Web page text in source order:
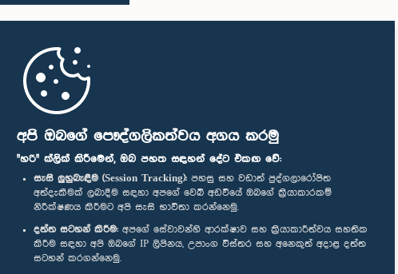
අපි ඔබගේ පෞද්ගලිකත්වය අගය කරමු
"හරි" ක්ලික් කිරීමෙන්, ඔබ පහත සඳහන් දේට එකඟ වේ:
සැසි ලුහුබැඳීම (Session Tracking): පහසු සහ වඩාත් පුද්ගලාරෝපිත
අත්දැකීමක් ලබාදීම සඳහා අපගේ වෙබ් අඩවියේ ඔබගේ ක්‍රියාකාරකම්
නිරීක්ෂණය කිරීමට අපි සැසි භාවිතා කරන්නෙමු.
දත්ත සටහන් කිරීම: අපගේ සේවාවන්හි ආරක්ෂාව සහ ක්‍රියාකාරීත්වය සහතික
කිරීම සඳහා අපි ඔබගේ IP ලිපිනය, උපාංග විස්තර සහ අනෙකුත් අදාළ දත්ත
සටහන් කරගන්නෙමු.